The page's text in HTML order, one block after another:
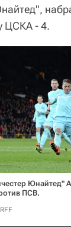
ЦСКА - 4.
Юнайтед"
ПСВ.